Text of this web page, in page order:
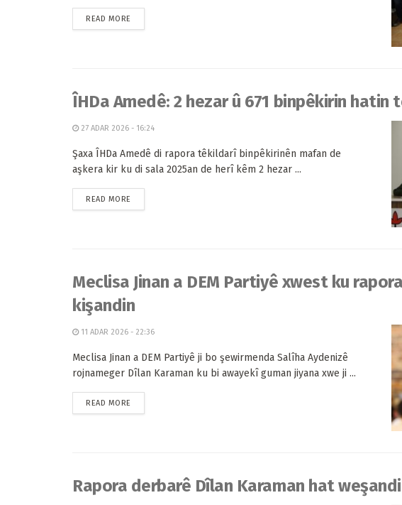
READ MORE
ÎHDa Amedê: 2 hezar û 671 binpêkirin hatin
27 ADAR 2026 - 16:24
Şaxa ÎHDa Amedê di rapora têkildarî binpêkirinên mafan de
aşkera kir ku di sala 2025an de herî kêm 2 hezar ...
READ MORE
Meclisa Jinan a DEM Partiyê xwest ku
kişandin
11 ADAR 2026 - 22:36
Meclisa Jinan a DEM Partiyê ji bo şewirmenda Salîha Aydenizê
rojnameger Dîlan Karaman ku bi awayekî guman jiyana xwe ji ...
READ MORE
Rapora derbarê Dîlan Karaman hat